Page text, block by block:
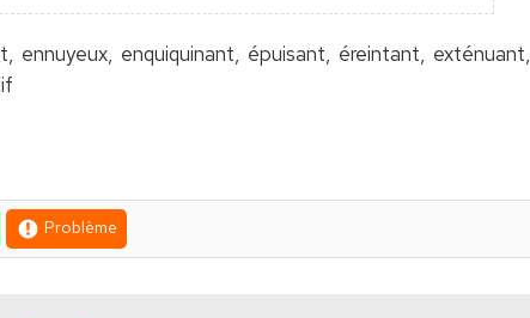
ennuyeux, enquiquinant, épuisant, éreintant, exténuant,
Problème